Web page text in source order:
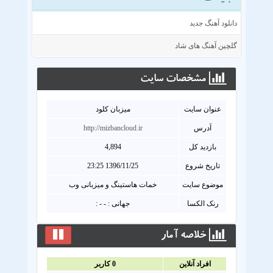
دانلود آهنگ جدید
گلچین آهنگ های شاد
مشخصات سايت
عنوان سايت میزبان کلود
آدرس http://mizbancloud.ir
بازدید کل 4,894
تاریخ شروع 1396/11/25 23:25
موضوع سایت خمات هاستینگ و میزبانی وب
رنک الکسا جهانی : - - :
خلاصه آمار
افراد آنلاين 0کاربر